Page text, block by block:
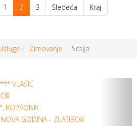
1 2 3 Sledeća Kraj
Zimovanje Srbija
VLAŠIĆ
KOPAONIK
GODINA - ZLATIBOR